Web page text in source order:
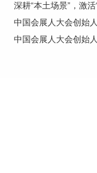
深耕“本土场景”，激
中国会展人大会创始
中国会展人大会创始